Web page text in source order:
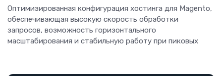
Оптимизированная конфигурация хостинга для Magento,
обеспечивающая высокую скорость обработки
запросов, возможность горизонтального
масштабирования и стабильную работу при пиковых